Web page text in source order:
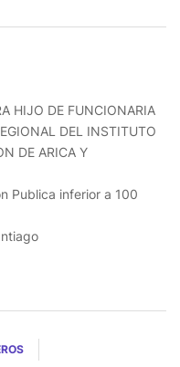
HIJO DE FUNCIONARIA
DEL INSTITUTO
DE ARICA Y
Publica inferior a 100